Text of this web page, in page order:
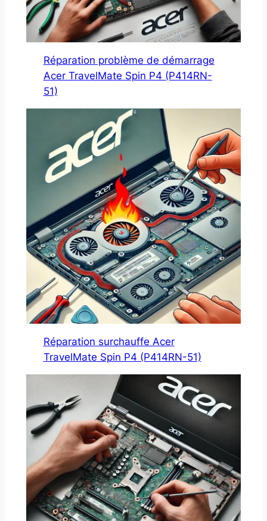
Réparation problème de démarrage
Acer TravelMate Spin P4 (P414RN-
51)
Réparation surchauffe Acer
TravelMate Spin P4 (P414RN-51)